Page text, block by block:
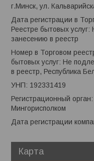
г.Минск, ул.
Дата регистрации в
Реестре бытовых
занесению в реестр
Номер в Торговом
бытовых услуг: Не
в реестр, Республика
УНП: 192331419
Регистрационный орган:
Мингорисполком
Дата регистрации
Карта